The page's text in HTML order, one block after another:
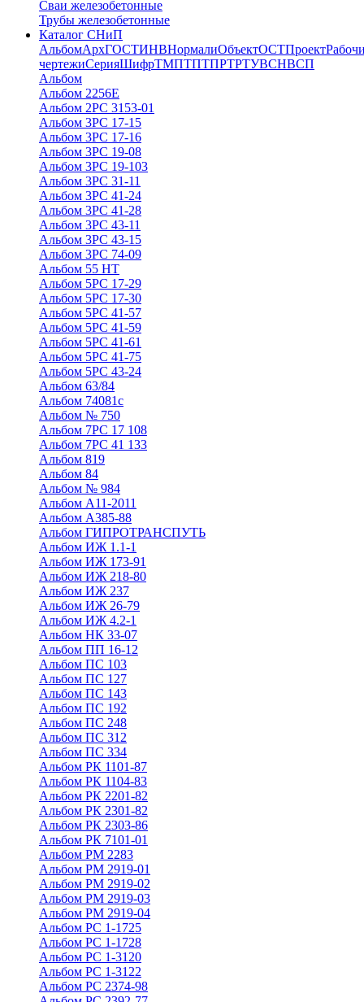
Сваи железобетонные
Трубы железобетонные
Каталог СНиП
АльбомАрхГОСТИНВНормалиОбъектОСТПроект
чертежиСерияШифрТМПТПТПРТРТУВСНВСП
Альбом
Альбом 2256Е
Альбом 2РС 3153-01
Альбом 3РС 17-15
Альбом 3РС 17-16
Альбом 3РС 19-08
Альбом 3РС 19-103
Альбом 3РС 31-11
Альбом 3РС 41-24
Альбом 3РС 41-28
Альбом 3РС 43-11
Альбом 3РС 43-15
Альбом 3РС 74-09
Альбом 55 НТ
Альбом 5РС 17-29
Альбом 5РС 17-30
Альбом 5РС 41-57
Альбом 5РС 41-59
Альбом 5РС 41-61
Альбом 5РС 41-75
Альбом 5РС 43-24
Альбом 63/84
Альбом 74081с
Альбом № 750
Альбом 7РС 17 108
Альбом 7РС 41 133
Альбом 819
Альбом 84
Альбом № 984
Альбом А11-2011
Альбом А385-88
Альбом ГИПРОТРАНСПУТЬ
Альбом ИЖ 1.1-1
Альбом ИЖ 173-91
Альбом ИЖ 218-80
Альбом ИЖ 237
Альбом ИЖ 26-79
Альбом ИЖ 4.2-1
Альбом НК 33-07
Альбом ПП 16-12
Альбом ПС 103
Альбом ПС 127
Альбом ПС 143
Альбом ПС 192
Альбом ПС 248
Альбом ПС 312
Альбом ПС 334
Альбом РК 1101-87
Альбом РК 1104-83
Альбом РК 2201-82
Альбом РК 2301-82
Альбом РК 2303-86
Альбом РК 7101-01
Альбом РМ 2283
Альбом РМ 2919-01
Альбом РМ 2919-02
Альбом РМ 2919-03
Альбом РМ 2919-04
Альбом РС 1-1725
Альбом РС 1-1728
Альбом РС 1-3120
Альбом РС 1-3122
Альбом РС 2374-98